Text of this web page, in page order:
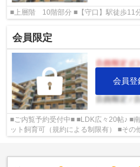
■上層階 10階部分 ■【守口】駅徒歩11
会員限定
会員登
■ご内覧予約受付中■ ■LDK広々20帖♪ ■
ット飼育可（規約による制限有） ■その
内覧可能です♪